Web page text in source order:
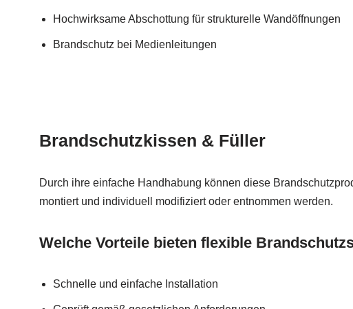
Hochwirksame Abschottung für strukturelle Wandöffnungen
Brandschutz bei Medienleitungen
Brandschutzkissen & Füller
Durch ihre einfache Handhabung können diese
montiert und individuell modifiziert oder entnommen werden.
Welche Vorteile bieten flexible
Schnelle und einfache Installation